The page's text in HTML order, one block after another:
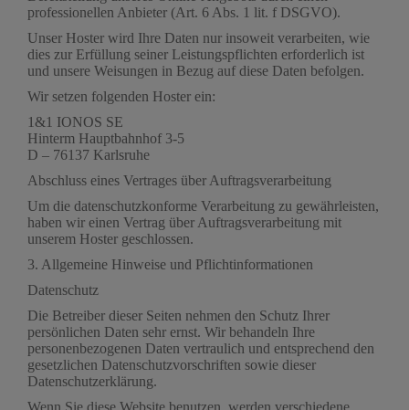
professionellen Anbieter (Art. 6 Abs. 1 lit. f DSGVO).
Unser Hoster wird Ihre Daten nur insoweit verarbeiten, wie
dies zur Erfüllung seiner Leistungspflichten erforderlich ist
und unsere Weisungen in Bezug auf diese Daten befolgen.
Wir setzen folgenden Hoster ein:
1&1 IONOS SE
Hinterm Hauptbahnhof 3-5
D – 76137 Karlsruhe
Abschluss eines Vertrages über Auftragsverarbeitung
Um die datenschutzkonforme Verarbeitung zu gewährleisten,
haben wir einen Vertrag über Auftragsverarbeitung mit
unserem Hoster geschlossen.
3. Allgemeine Hinweise und Pflicht­informationen
Datenschutz
Die Betreiber dieser Seiten nehmen den Schutz Ihrer
persönlichen Daten sehr ernst. Wir behandeln Ihre
personenbezogenen Daten vertraulich und entsprechend den
gesetzlichen Datenschutzvorschriften sowie dieser
Datenschutzerklärung.
Wenn Sie diese Website benutzen, werden verschiedene